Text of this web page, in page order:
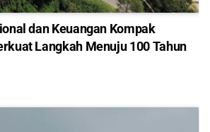
dan Keuangan Kompak
Langkah Menuju 100 Tahun